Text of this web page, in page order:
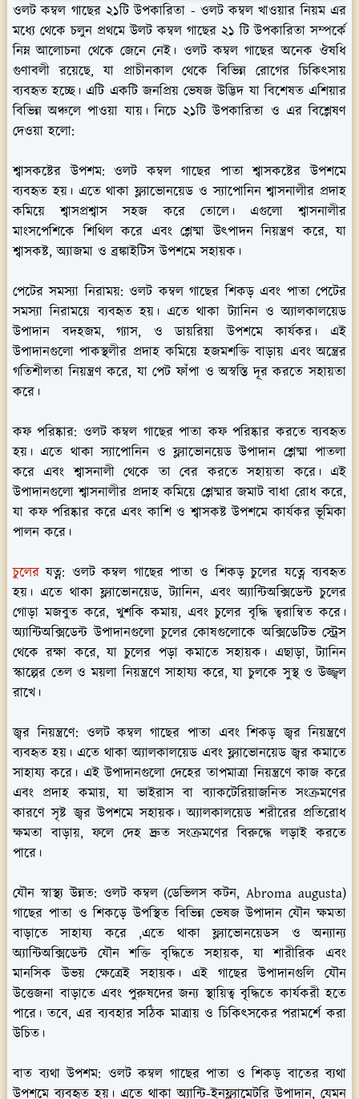
ওলট কম্বল গাছের ২১টি উপকারিতা - ওলট কম্বল খাওয়ার নিয়ম এর
মধ্যে থেকে চলুন প্রথমে উলট কম্বল গাছের ২১ টি উপকারিতা সম্পর্কে
নিম্ন আলোচনা থেকে জেনে নেই। ওলট কম্বল গাছের অনেক ঔষধি
গুণাবলী রয়েছে, যা প্রাচীনকাল থেকে বিভিন্ন রোগের চিকিৎসায়
ব্যবহৃত হচ্ছে। এটি একটি জনপ্রিয় ভেষজ উদ্ভিদ যা বিশেষত এশিয়ার
বিভিন্ন অঞ্চলে পাওয়া যায়। নিচে ২১টি উপকারিতা ও এর বিশ্লেষণ
দেওয়া হলো:
শ্বাসকষ্টের উপশম: ওলট কম্বল গাছের পাতা শ্বাসকষ্টের উপশমে
ব্যবহৃত হয়। এতে থাকা ফ্ল্যাভোনয়েড ও স্যাপোনিন শ্বাসনালীর প্রদাহ
কমিয়ে শ্বাসপ্রশ্বাস সহজ করে তোলে। এগুলো শ্বাসনালীর
মাংসপেশিকে শিথিল করে এবং শ্লেষ্মা উৎপাদন নিয়ন্ত্রণ করে, যা
শ্বাসকষ্ট, অ্যাজমা ও ব্রঙ্কাইটিস উপশমে সহায়ক।
পেটের সমস্যা নিরাময়: ওলট কম্বল গাছের শিকড় এবং পাতা পেটের
সমস্যা নিরাময়ে ব্যবহৃত হয়। এতে থাকা ট্যানিন ও অ্যালকালয়েড
উপাদান বদহজম, গ্যাস, ও ডায়রিয়া উপশমে কার্যকর। এই
উপাদানগুলো পাকস্থলীর প্রদাহ কমিয়ে হজমশক্তি বাড়ায় এবং অন্ত্রের
গতিশীলতা নিয়ন্ত্রণ করে, যা পেট ফাঁপা ও অস্বস্তি দূর করতে সহায়তা
করে।
কফ পরিষ্কার: ওলট কম্বল গাছের পাতা কফ পরিষ্কার করতে ব্যবহৃত
হয়। এতে থাকা স্যাপোনিন ও ফ্ল্যাভোনয়েড উপাদান শ্লেষ্মা পাতলা
করে এবং শ্বাসনালী থেকে তা বের করতে সহায়তা করে। এই
উপাদানগুলো শ্বাসনালীর প্রদাহ কমিয়ে শ্লেষ্মার জমাট বাধা রোধ করে,
যা কফ পরিষ্কার করে এবং কাশি ও শ্বাসকষ্ট উপশমে কার্যকর ভূমিকা
পালন করে।
চুলের যত্ন: ওলট কম্বল গাছের পাতা ও শিকড় চুলের যত্নে ব্যবহৃত
হয়। এতে থাকা ফ্ল্যাভোনয়েড, ট্যানিন, এবং অ্যান্টিঅক্সিডেন্ট চুলের
গোড়া মজবুত করে, খুশকি কমায়, এবং চুলের বৃদ্ধি ত্বরান্বিত করে।
অ্যান্টিঅক্সিডেন্ট উপাদানগুলো চুলের কোষগুলোকে অক্সিডেটিভ স্ট্রেস
থেকে রক্ষা করে, যা চুলের পড়া কমাতে সহায়ক। এছাড়া, ট্যানিন
স্কাল্পের তেল ও ময়লা নিয়ন্ত্রণে সাহায্য করে, যা চুলকে সুস্থ ও উজ্জ্বল
রাখে।
জ্বর নিয়ন্ত্রণে: ওলট কম্বল গাছের পাতা এবং শিকড় জ্বর নিয়ন্ত্রণে
ব্যবহৃত হয়। এতে থাকা অ্যালকালয়েড এবং ফ্ল্যাভোনয়েড জ্বর কমাতে
সাহায্য করে। এই উপাদানগুলো দেহের তাপমাত্রা নিয়ন্ত্রণে কাজ করে
এবং প্রদাহ কমায়, যা ভাইরাস বা ব্যাকটেরিয়াজনিত সংক্রমণের
কারণে সৃষ্ট জ্বর উপশমে সহায়ক। অ্যালকালয়েড শরীরের প্রতিরোধ
ক্ষমতা বাড়ায়, ফলে দেহ দ্রুত সংক্রমণের বিরুদ্ধে লড়াই করতে
পারে।
যৌন স্বাস্থ্য উন্নত: ওলট কম্বল (ডেভিলস কটন, Abroma augusta)
গাছের পাতা ও শিকড়ে উপস্থিত বিভিন্ন ভেষজ উপাদান যৌন ক্ষমতা
বাড়াতে সাহায্য করে ,এতে থাকা ফ্ল্যাভোনয়েডস ও অন্যান্য
অ্যান্টিঅক্সিডেন্ট যৌন শক্তি বৃদ্ধিতে সহায়ক, যা শারীরিক এবং
মানসিক উভয় ক্ষেত্রেই সহায়ক। এই গাছের উপাদানগুলি যৌন
উত্তেজনা বাড়াতে এবং পুরুষদের জন্য স্থায়িত্ব বৃদ্ধিতে কার্যকরী হতে
পারে। তবে, এর ব্যবহার সঠিক মাত্রায় ও চিকিৎসকের পরামর্শে করা
উচিত।
বাত ব্যথা উপশম: ওলট কম্বল গাছের পাতা ও শিকড় বাতের ব্যথা
উপশমে ব্যবহৃত হয়। এতে থাকা অ্যান্টি-ইনফ্ল্যামেটরি উপাদান, যেমন